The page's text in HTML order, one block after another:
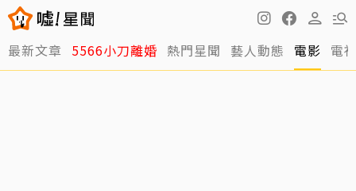
最新文章 5566小刀離婚 熱門星聞 藝人動態 電影 電